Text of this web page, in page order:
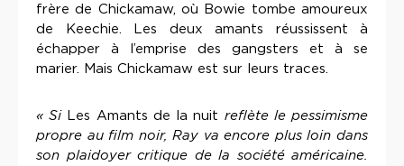
frère de Chickamaw, où Bowie tombe amoureux
de Keechie. Les deux amants réussissent à
échapper à l’emprise des gangsters et à se
marier. Mais Chickamaw est sur leurs traces.
« Si Les Amants de la nuit reflète le pessimisme
propre au film noir, Ray va encore plus loin dans
son plaidoyer critique de la société américaine.